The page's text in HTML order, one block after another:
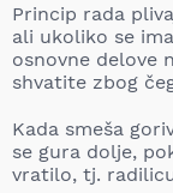
Princip rada
ali ukoliko se
osnovne delove
shvatite zbog
Kada smeša
se gura dolje,
vratilo, tj.